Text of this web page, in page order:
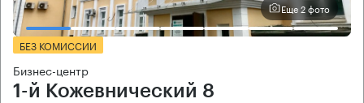
Еще 2 фото
БЕЗ КОМИССИИ
Бизнес-центр
1-й Кожевнический 8